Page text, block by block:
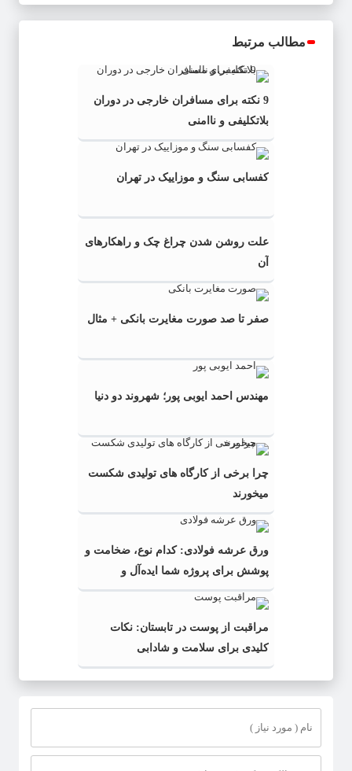
مطالب مرتبط
9 نکته برای مسافران خارجی در دوران
بلاتکلیفی و ناامنی
کفسابی سنگ و موزاییک در تهران
علت روشن شدن چراغ چک و راهکارهای
آن
صفر تا صد صورت مغایرت بانکی + مثال
مهندس احمد ایوبی ‌پور؛ شهروند دو دنیا
چرا برخی از کارگاه‌ های تولیدی شکست
میخورند
ورق عرشه فولادی: کدام نوع، ضخامت و
پوشش برای پروژه شما ایده‌آل و
به‌صرفه‌تر است؟
مراقبت از پوست در تابستان: نکات
کلیدی برای سلامت و شادابی